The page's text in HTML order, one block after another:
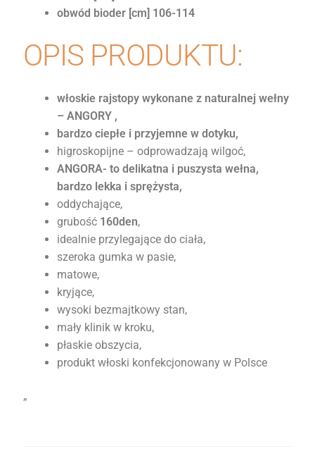
obwód bioder [cm] 106-114
OPIS PRODUKTU:
włoskie rajstopy wykonane z naturalnej wełny
– ANGORY ,
bardzo ciepłe i przyjemne w dotyku,
higroskopijne – odprowadzają wilgoć,
ANGORA- to delikatna i puszysta wełna,
bardzo lekka i sprężysta,
oddychające,
grubość 160den,
idealnie przylegające do ciała,
szeroka gumka w pasie,
matowe,
kryjące,
wysoki bezmajtkowy stan,
mały klinik w kroku,
płaskie obszycia,
produkt włoski konfekcjonowany w Polsce
„